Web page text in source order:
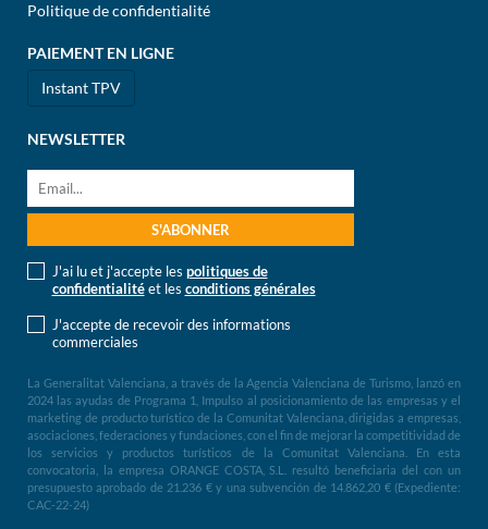
Politique de confidentialité
PAIEMENT EN LIGNE
Instant TPV
NEWSLETTER
J'ai lu et j'accepte les politiques de
confidentialitéet les conditions générales
J'accepte de recevoir des informations
commerciales
La Generalitat Valenciana, a través de la Agencia Valenciana de Turismo, lanzó en
2024 las ayudas de Programa 1, Impulso al posicionamiento de las empresas y el
marketing de producto turístico de la Comunitat Valenciana, dirigidas a empresas,
asociaciones, federaciones y fundaciones, con el fin de mejorar la competitividad de
los servicios y productos turísticos de la Comunitat Valenciana. En esta
convocatoria, la empresa ORANGE COSTA, S.L. resultó beneficiaria del con un
presupuesto aprobado de 21.236 € y una subvención de 14.862,20 € (Expediente:
CAC-22-24)